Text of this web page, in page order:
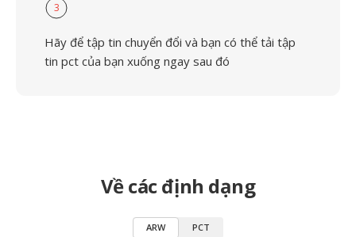
3
Hãy để tập tin chuyển đổi và bạn có thể tải tập
tin pct của bạn xuống ngay sau đó
Về các định dạng
ARW PCT